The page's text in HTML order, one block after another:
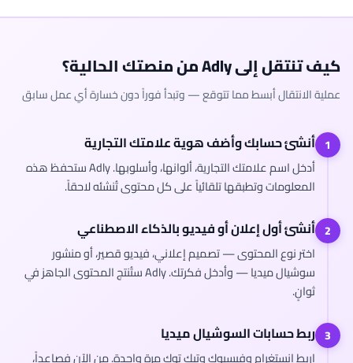
كيف تنتقل إلى Adly من منصتك الحالية؟
عملية الانتقال أبسط مما تتوقع — وتبدأ فوراً دون خسارة أي عمل سابق
1 أنشئ حسابك وأضف هوية علامتك التجارية
أدخل اسم علامتك التجارية، ألوانها، وأسلوبها. Adly ستحفظ هذه
المعلومات وتطبقها تلقائياً على كل محتوى تُنشئه لاحقاً.
2 أنشئ أول إعلان أو فيديو بالذكاء الاصطناعي
اختر نوع المحتوى — تصميم إعلاني، فيديو قصير، أو منشور
سوشيال ميديا — وأدخل فكرتك. Adly ستُنتج المحتوى الجاهز في
ثوانٍ.
3 ربط حسابات السوشيال ميديا
اربط إنستغرام وفيسبوك وتيك توك مرة واحدة. من الآن فصاعداً،